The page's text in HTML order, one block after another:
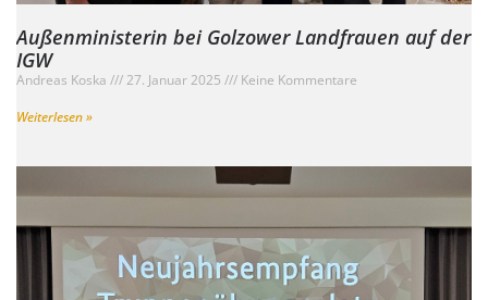
Außenministerin bei Golzower Landfrauen auf der
IGW
Andreas Koska 27. Januar 2025
Keine Kommentare
Weiterlesen »